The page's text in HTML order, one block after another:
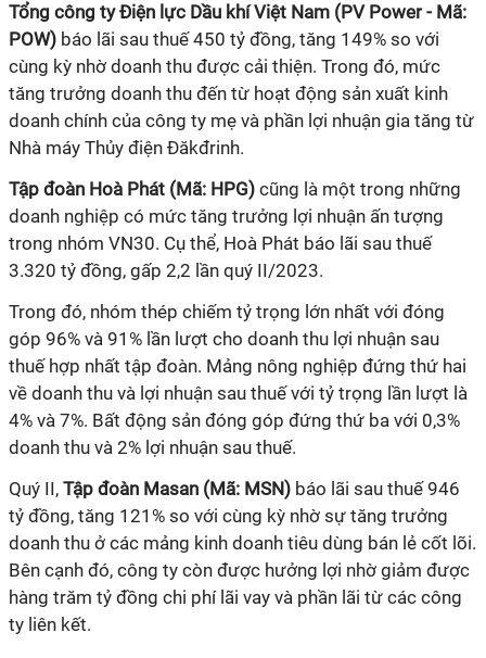
Tổng công ty Điện lực Dầu khí Việt Nam (PV Power - Mã:
POW) báo lãi sau thuế 450 tỷ đồng, tăng 149% so với
cùng kỳ nhờ doanh thu được cải thiện. Trong đó, mức
tăng trưởng doanh thu đến từ hoạt động sản xuất kinh
doanh chính của công ty mẹ và phần lợi nhuận gia tăng từ
Nhà máy Thủy điện Đăkđrinh.
Tập đoàn Hoà Phát (Mã: HPG) cũng là một trong những
doanh nghiệp có mức tăng trưởng lợi nhuận ấn tượng
trong nhóm VN30. Cụ thể, Hoà Phát báo lãi sau thuế
3.320 tỷ đồng, gấp 2,2 lần quý II/2023.
Trong đó, nhóm thép chiếm tỷ trọng lớn nhất với đóng
góp 96% và 91% lần lượt cho doanh thu lợi nhuận sau
thuế hợp nhất tập đoàn. Mảng nông nghiệp đứng thứ hai
về doanh thu và lợi nhuận sau thuế với tỷ trọng lần lượt là
4% và 7%. Bất động sản đóng góp đứng thứ ba với 0,3%
doanh thu và 2% lợi nhuận sau thuế.
Quý II, Tập đoàn Masan (Mã: MSN) báo lãi sau thuế 946
tỷ đồng, tăng 121% so với cùng kỳ nhờ sự tăng trưởng
doanh thu ở các mảng kinh doanh tiêu dùng bán lẻ cốt lõi.
Bên cạnh đó, công ty còn được hưởng lợi nhờ giảm được
hàng trăm tỷ đồng chi phí lãi vay và phần lãi từ các công
ty liên kết.